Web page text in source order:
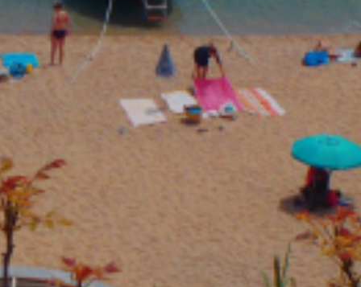
Estas cookies son utilizadas para almacenar información
sobre las preferencias y elecciones personales del usuario
a través de la observación continuada de sus hábitos de
navegación. Gracias a ellas, podemos conocer los hábitos
de navegación en el sitio web y mostrar publicidad
relacionada con el perfil de navegación del usuario.